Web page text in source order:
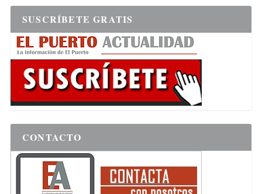
SUSCRÍBETE GRATIS
CONTACTO